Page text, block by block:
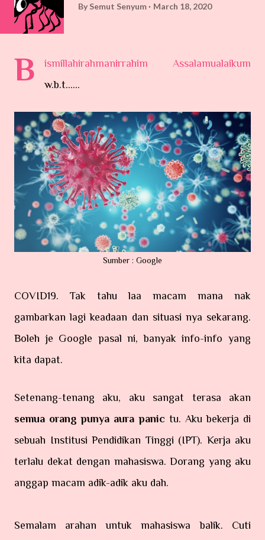
By Semut Senyum March 18, 2020
B
ismillahirahmanirrahim Assalamualaikum
w.b.t......
Sumber : Google
COVID19. Tak tahu laa macam mana nak
gambarkan lagi keadaan dan situasi nya sekarang.
Boleh je Google pasal ni, banyak info-info yang
kita dapat.
Setenang-tenang aku, aku sangat terasa akan
semua orang punya aura panic tu. Aku bekerja di
sebuah Institusi Pendidikan Tinggi (IPT). Kerja aku
terlalu dekat dengan mahasiswa. Dorang yang aku
anggap macam adik-adik aku dah.
Semalam arahan untuk mahasiswa balik. Cuti